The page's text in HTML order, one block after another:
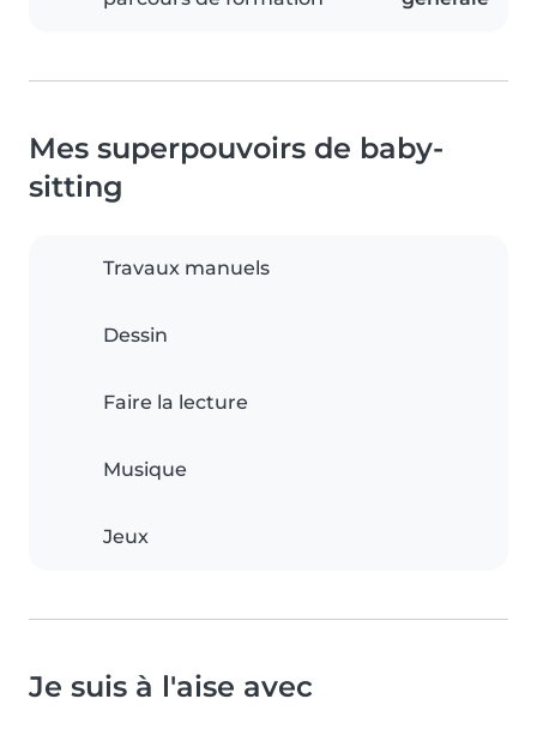
Mes superpouvoirs de baby-
sitting
Travaux manuels
Dessin
Faire la lecture
Musique
Jeux
Je suis à l'aise avec